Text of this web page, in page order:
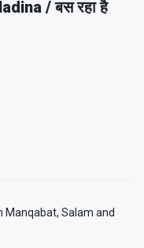
/ बस रहा है
Manqabat, Salam and